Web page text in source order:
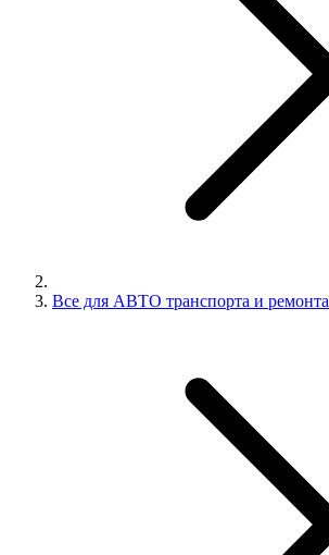
Все для АВТО транспорта и ремонта